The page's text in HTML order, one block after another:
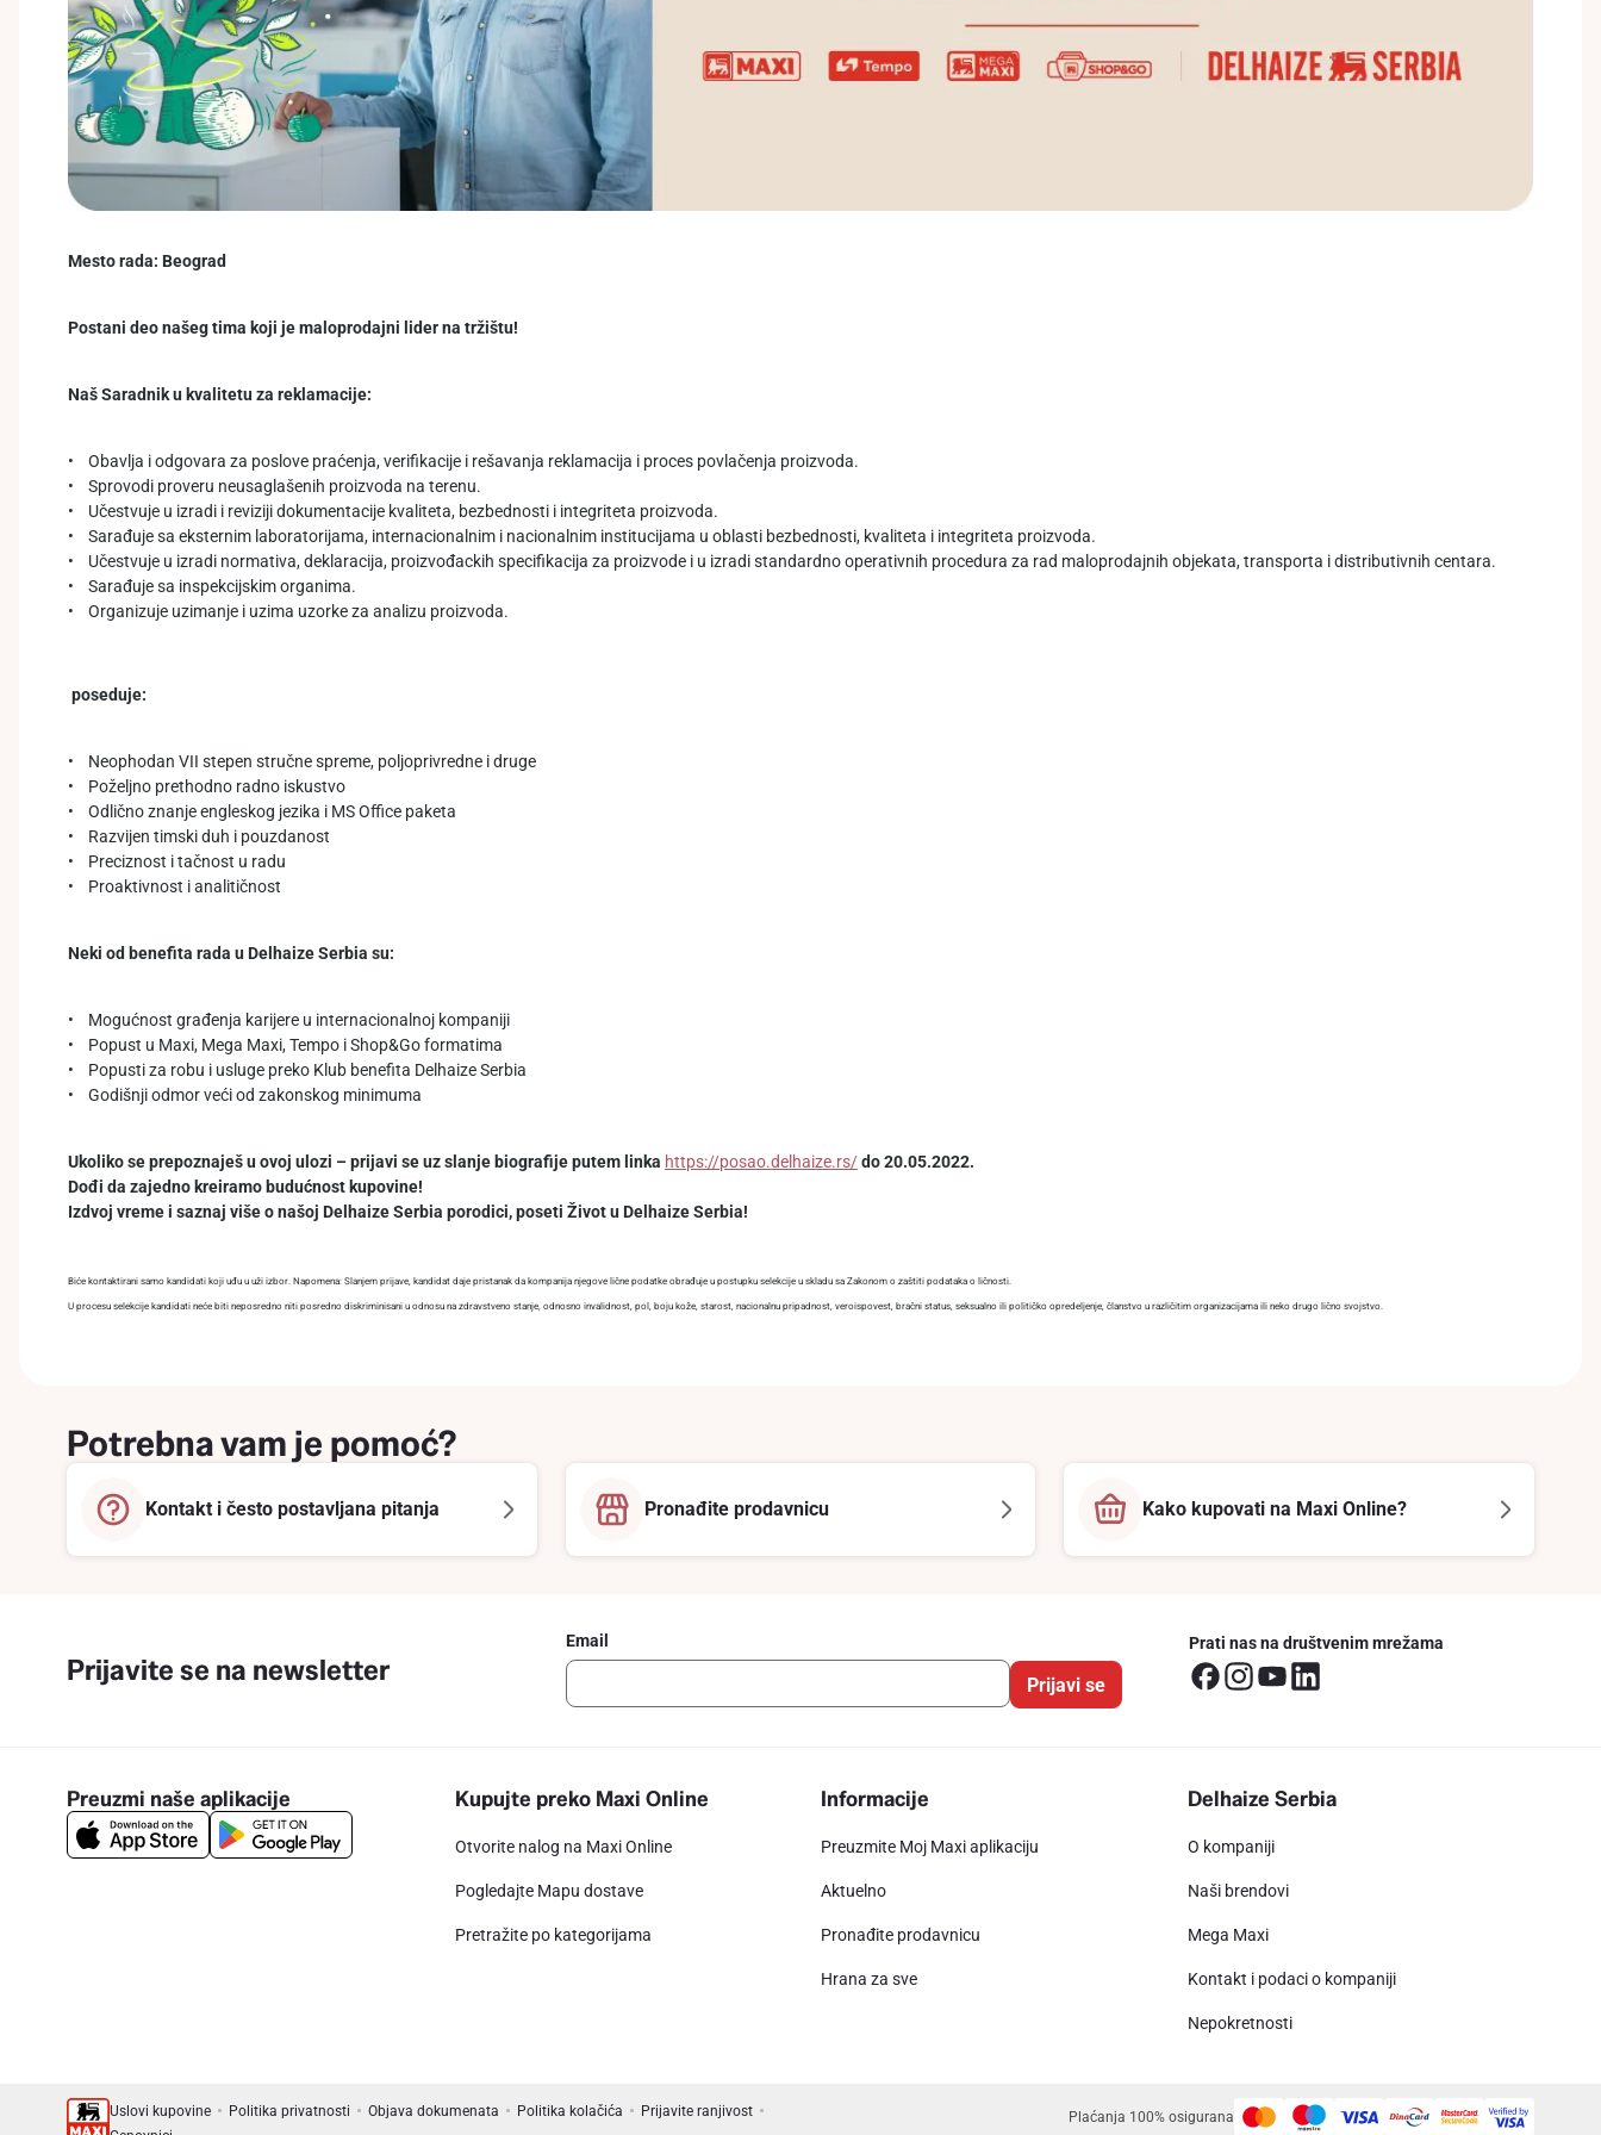
Mesto rada: Beograd
Postani deo našeg tima koji je maloprodajni lider na tržištu!
Naš Saradnik u kvalitetu za reklamacije:
• Obavlja i odgovara za poslove praćenja, verifikacije i rešavanja reklamacija i proces povlačenja proizvoda.
• Sprovodi proveru neusaglašenih proizvoda na terenu.
• Učestvuje u izradi i reviziji dokumentacije kvaliteta, bezbednosti i integriteta proizvoda.
• Sarađuje sa eksternim laboratorijama, internacionalnim i nacionalnim institucijama u oblasti bezbednosti, kvaliteta i integriteta proizvoda.
• Učestvuje u izradi normativa, deklaracija, proizvođackih specifikacija za proizvode i u izradi standardno operativnih procedura za rad maloprodajnih objekata, transporta i distributivnih centara.
• Sarađuje sa inspekcijskim organima.
• Organizuje uzimanje i uzima uzorke za analizu proizvoda.
poseduje:
• Neophodan VII stepen stručne spreme, poljoprivredne i druge
• Poželjno prethodno radno iskustvo
• Odlično znanje engleskog jezika i MS Office paketa
• Razvijen timski duh i pouzdanost
• Preciznost i tačnost u radu
• Proaktivnost i analitičnost
Neki od benefita rada u Delhaize Serbia su:
• Mogućnost građenja karijere u internacionalnoj kompaniji
• Popust u Maxi, Mega Maxi, Tempo i Shop&Go formatima
• Popusti za robu i usluge preko Klub benefita Delhaize Serbia
• Godišnji odmor veći od zakonskog minimuma
Ukoliko se prepoznaješ u ovoj ulozi – prijavi se uz slanje biografije putem linka https://posao.delhaize.rs/do 20.05.2022.
Dođi da zajedno kreiramo budućnost kupovine!
Izdvoj vreme i saznaj više o našoj Delhaize Serbia porodici, poseti Život u Delhaize Serbia!
Biće kontaktirani samo kandidati koji uđu u uži izbor. Napomena: Slanjem prijave, kandidat daje pristanak da kompanija njegove lične podatke obrađuje u postupku selekcije u skladu sa Zakonom o zaštiti podataka o ličnosti.
U procesu selekcije kandidati neće biti neposredno niti posredno diskriminisani u odnosu na zdravstveno stanje, odnosno invalidnost, pol, boju kože, starost, nacionalnu pripadnost, veroispovest, bračni status, seksualno ili političko opredeljenje, članstvo u različitim organizacijama ili neko drugo lično svojstvo.
Potrebna vam je pomoć?
Kontakt i često postavljana pitanja Pronađite prodavnicu Kako kupovati na Maxi Online?
Prijavite se na newsletter
Email
Prijavi se
Prati nas na društvenim mrežama
Preuzmi naše aplikacije Kupujte preko Maxi Online
Otvorite nalog na Maxi Online
Pogledajte Mapu dostave
Pretražite po kategorijama
Informacije
Preuzmite Moj Maxi aplikaciju
Aktuelno
Pronađite prodavnicu
Hrana za sve
Delhaize Serbia
O kompaniji
Naši brendovi
Mega Maxi
Kontakt i podaci o kompaniji
Nepokretnosti
Uslovi kupovine Politika privatnosti Objava dokumenata Politika kolačića
Prijavite ranjivost
Plaćanja 100% osigurana